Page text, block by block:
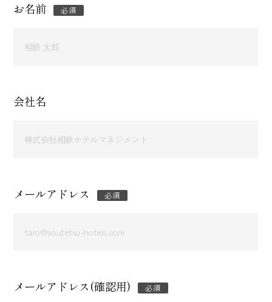
お名前 必須
会社名
メールアドレス 必須
メールアドレス(確認用) 必須